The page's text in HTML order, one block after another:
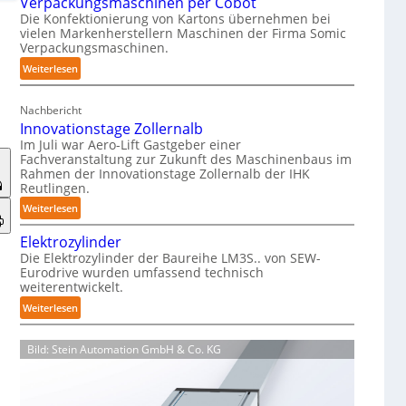
m
i
e
r
f
r
i
e
u
n
d
k
o
r
r
o
s
i
o
n
Die Konfektionierung von Kartons übernehmen bei
vielen Markenherstellern Maschinen der Firma Somic
Verpackungsmaschinen.
Weiterlesen:
M
a
z
i
n
B
e
l
a
d
u
n
g
f
Nachbericht
Innovationstage Zollernalb
Im Juli war Aero-Lift Gastgeber einer
Fachveranstaltung zur Zukunft des Maschinenbaus im
Rahmen der Innovationstage Zollernalb der IHK
Reutlingen.
Weiterlesen:
I
n
n
o
v
a
t
o
Elektrozylinder
Die Elektrozylinder der Baureihe LM3S.. von SEW-
Eurodrive wurden umfassend technisch
weiterentwickelt.
Weiterlesen:
E
l
e
Bild: Stein Automation GmbH & Co. KG